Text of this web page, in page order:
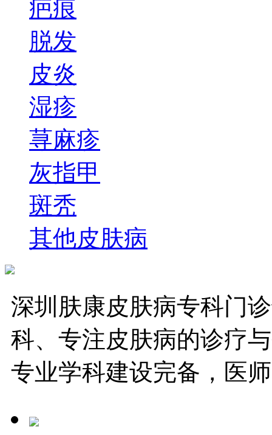
疤痕
脱发
皮炎
湿疹
荨麻疹
灰指甲
斑秃
其他皮肤病
深圳肤康皮肤病专科门
科、专注皮肤病的诊疗
专业学科建设完备，医